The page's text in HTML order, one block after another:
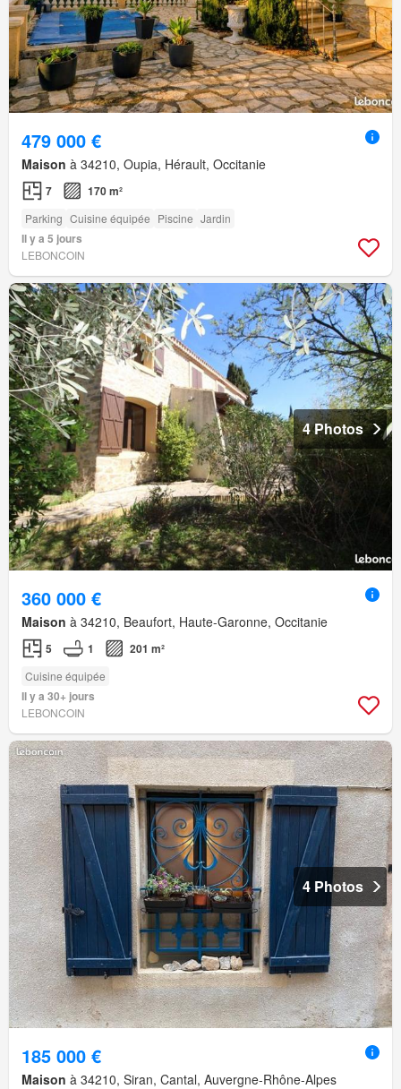
479 000 €
Maison à 34210, Oupia, Hérault, Occitanie
7 170 m²
Parking Cuisine équipée Piscine Jardin
Il y a 5 jours
LEBONCOIN
4 Photos
360 000 €
Maison à 34210, Beaufort, Haute-Garonne, Occitanie
5 1 201 m²
Cuisine équipée
Il y a 30+ jours
LEBONCOIN
4 Photos
185 000 €
Maison à 34210, Siran, Cantal, Auvergne-Rhône-Alpes